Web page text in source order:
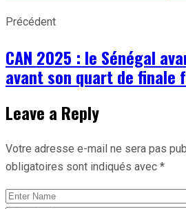
Précédent
CAN 2025 : le Sénégal
avant son quart de finale
Leave a Reply
Votre adresse e-mail ne sera pas
obligatoires sont indiqués avec *